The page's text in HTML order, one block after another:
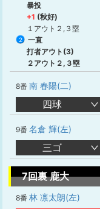
暴投
+1 (秋好)
１アウト２,３塁
2
一直
打者アウト(3)
２アウト２,３塁
8番 南 春陽(二)
四球
9番 名倉 輝(左)
三ゴ
7回裏 鹿大
8番 林 凛太朗(左)